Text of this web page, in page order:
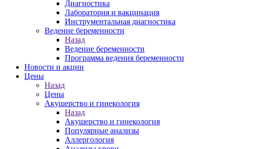
Диагностика
Лаборатория и вакцинация
Инструментальная диагностика
Ведение беременности
Назад
Ведение беременности
Программа ведения беременности
Новости и акции
Цены
Назад
Цены
Акушерство и гинекология
Назад
Акушерство и гинекология
Популярные анализы
Аллергология